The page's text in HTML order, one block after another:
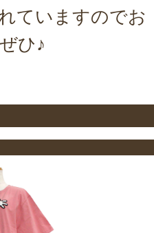
ていますのでお
ひ♪